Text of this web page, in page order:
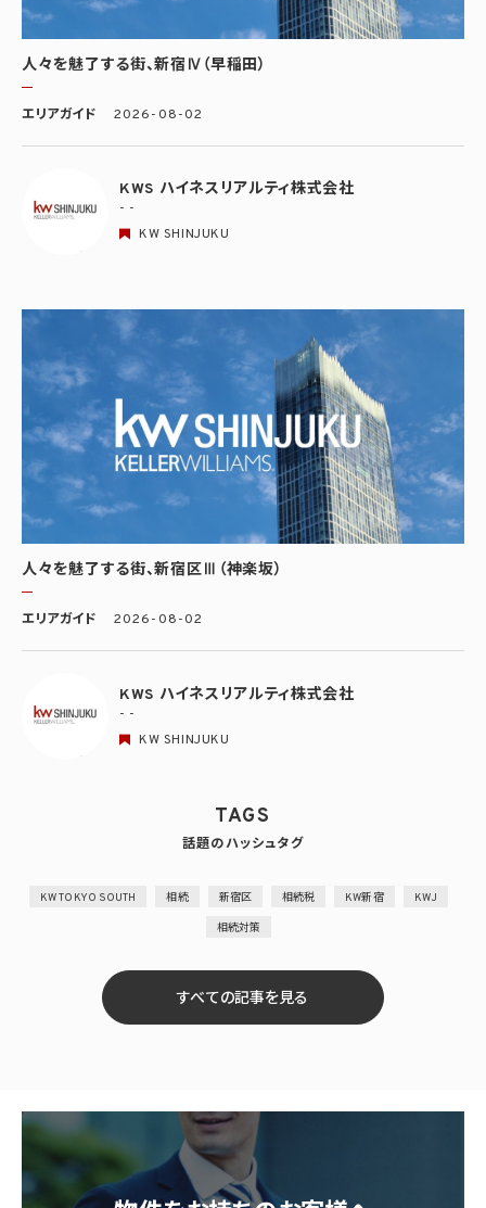
人々を魅了する街、新宿Ⅳ（早稲田）
エリアガイド 2026-08-02
KWS ハイネスリアルティ株式会社
- -
KW SHINJUKU
人々を魅了する街、新宿区Ⅲ（神楽坂）
エリアガイド 2026-08-02
KWS ハイネスリアルティ株式会社
- -
KW SHINJUKU
TAGS
話題のハッシュタグ
KW TOKYO SOUTH 相続 新宿区 相続税 KW新宿 KWJ
相続対策
すべての記事を見る